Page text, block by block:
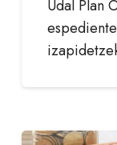
Udal Plan